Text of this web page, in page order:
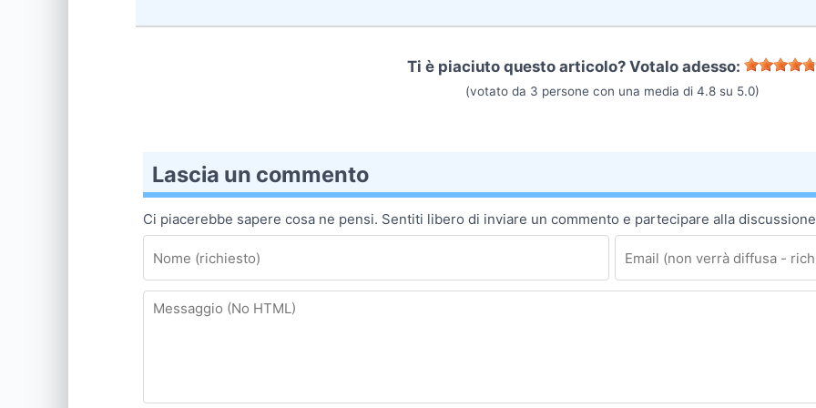
Ti è piaciuto questo articolo? Votalo adesso:
(votato da 3 persone con una media di 4.8su 5.0)
Lascia un commento
Ci piacerebbe sapere cosa ne pensi. Sentiti libero di inviare un commento e partecipare alla